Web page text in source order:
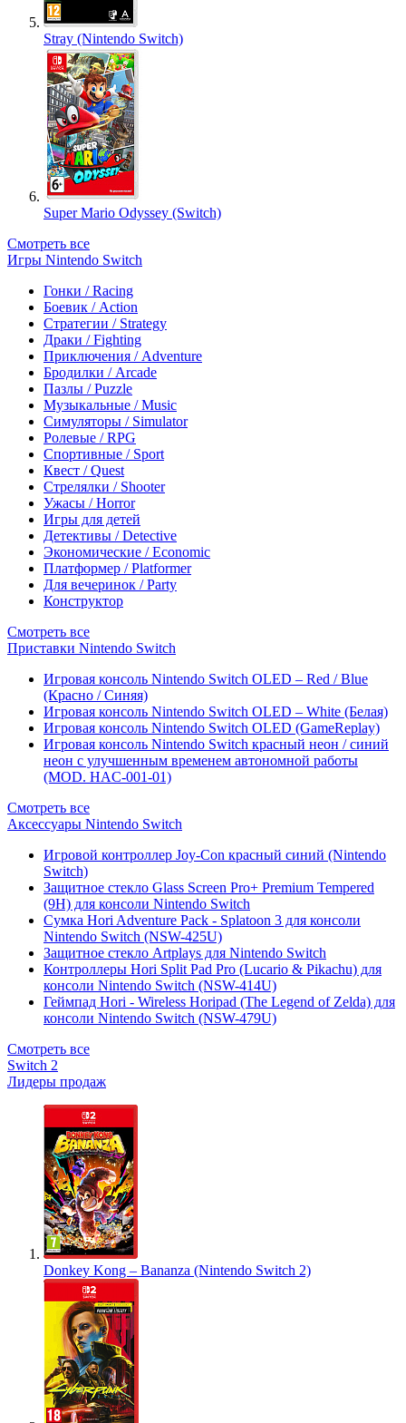
Stray (Nintendo Switch)
Super Mario Odyssey (Switch)
Смотреть все
Игры Nintendo Switch
Гонки / Racing
Боевик / Action
Стратегии / Strategy
Драки / Fighting
Приключения / Adventure
Бродилки / Arcade
Пазлы / Puzzle
Музыкальные / Music
Симуляторы / Simulator
Ролевые / RPG
Спортивные / Sport
Квест / Quest
Стрелялки / Shooter
Ужасы / Horror
Игры для детей
Детективы / Detective
Экономические / Economic
Платформер / Platformer
Для вечеринок / Party
Конструктор
Смотреть все
Приставки Nintendo Switch
Игровая консоль Nintendo Switch OLED – Red / Blue
(Красно / Синяя)
Игровая консоль Nintendo Switch OLED – White (Белая)
Игровая консоль Nintendo Switch OLED (GameReplay)
Игровая консоль Nintendo Switch красный неон / синий
неон с улучшенным временем автономной работы
(MOD. HAC-001-01)
Смотреть все
Аксессуары Nintendo Switch
Игровой контроллер Joy-Con красный синий (Nintendo
Switch)
Защитное стекло Glass Screen Pro+ Premium Tempered
(9H) для консоли Nintendo Switch
Сумка Hori Adventure Pack - Splatoon 3 для консоли
Nintendo Switch (NSW-425U)
Защитное стекло Artplays для Nintendo Switch
Контроллеры Hori Split Pad Pro (Lucario & Pikachu) для
консоли Nintendo Switch (NSW-414U)
Геймпад Hori - Wireless Horipad (The Legend of Zelda) для
консоли Nintendo Switch (NSW-479U)
Смотреть все
Switch 2
Лидеры продаж
Donkey Kong – Bananza (Nintendo Switch 2)